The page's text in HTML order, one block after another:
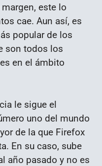
este lo
cae. Aun así, es
popular de los
son todos los
en el ámbito
le sigue el
uno del mundo
de la que Firefox
En su caso, sube
año pasado y no es